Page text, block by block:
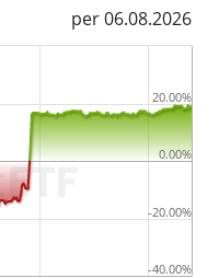
um ,5%
beträgt
Die
basiert auf
per 06.08.2026
-40.00%
-20.00%
0.00%
20.00%